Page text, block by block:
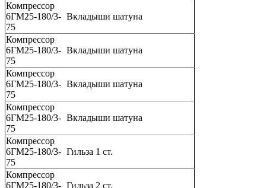
Компрессор
6ГМ25-180/3-
75
Вкладыши шатуна
Компрессор
6ГМ25-180/3-
75
Вкладыши шатуна
Компрессор
6ГМ25-180/3-
75
Вкладыши шатуна
Компрессор
6ГМ25-180/3-
75
Вкладыши шатуна
Компрессор
6ГМ25-180/3-
75
Гильза 1 ст.
Компрессор
6ГМ25-180/3- Гильза 2 ст.